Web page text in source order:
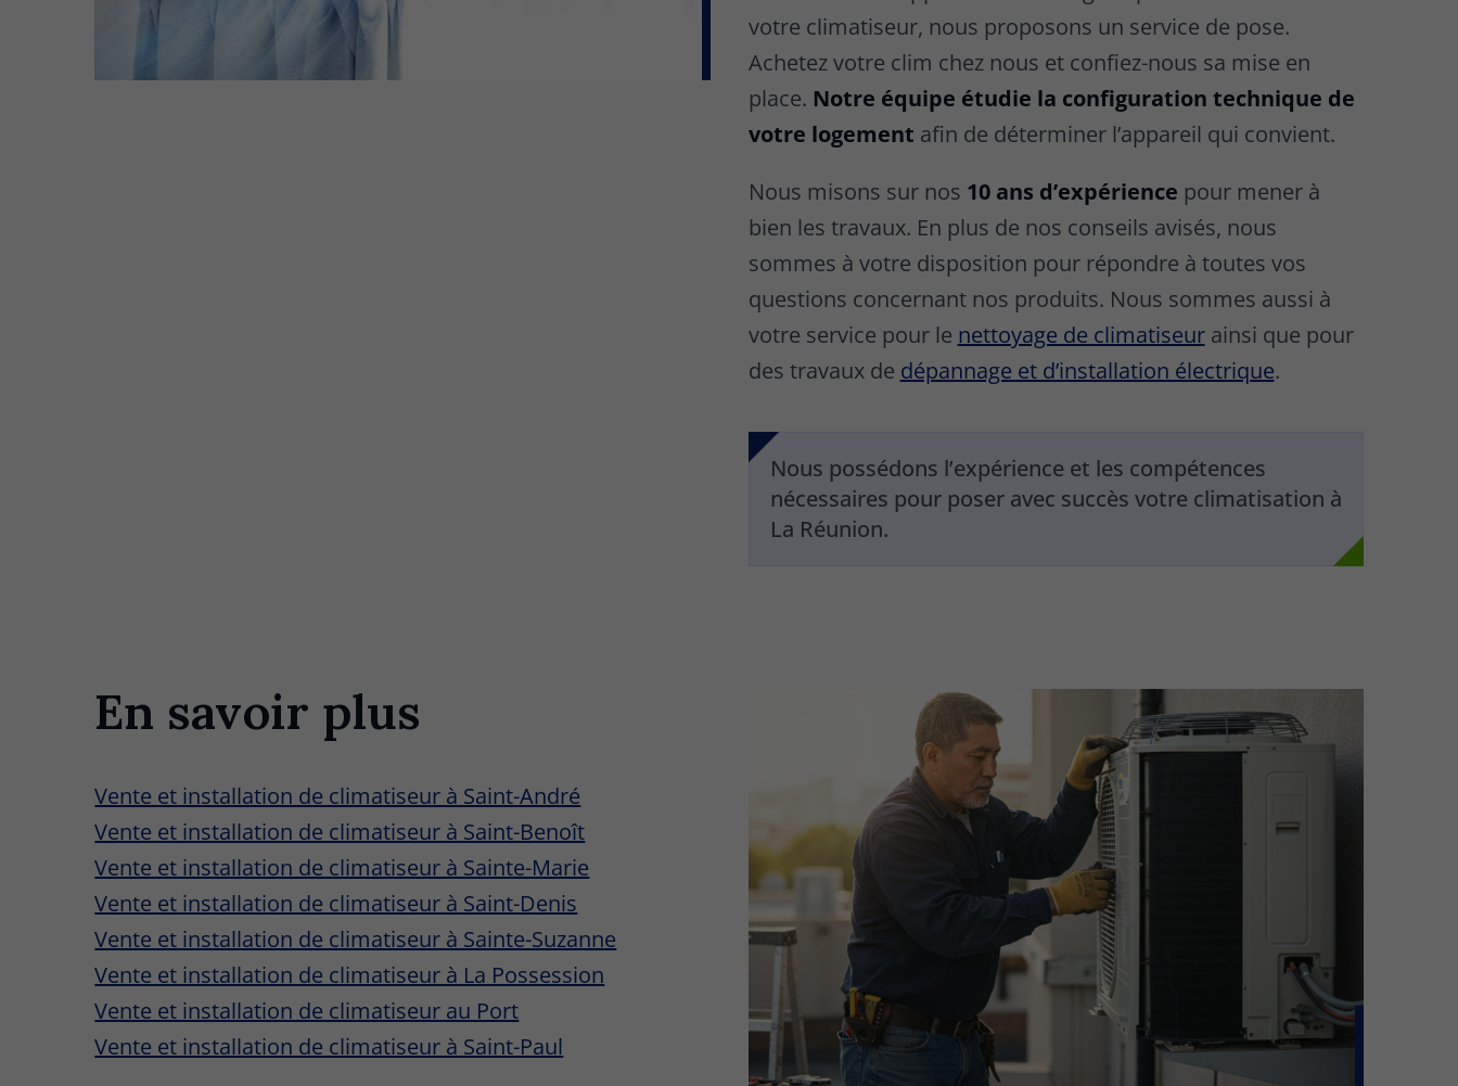
votre climatiseur, nous proposons un service de pose.
Achetez votre clim chez nous et confiez-nous sa mise en
place. Notre équipe étudie la configuration technique de
votre logement afin de déterminer l’appareil qui convient.
Nous misons sur nos 10 ans d’expérience pour mener à
bien les travaux. En plus de nos conseils avisés, nous
sommes à votre disposition pour répondre à toutes vos
questions concernant nos produits. Nous sommes aussi à
votre service pour le nettoyage de climatiseurainsi que pour
des travaux de dépannage et d’installation électrique.
Nous possédons l’expérience et les compétences
nécessaires pour poser avec succès votre climatisation à
La Réunion.
En savoir plus
Vente et installation de climatiseur à Saint-André
Vente et installation de climatiseur à Saint-Benoît
Vente et installation de climatiseur à Sainte-Marie
Vente et installation de climatiseur à Saint-Denis
Vente et installation de climatiseur à Sainte-Suzanne
Vente et installation de climatiseur à La Possession
Vente et installation de climatiseur au Port
Vente et installation de climatiseur à Saint-Paul